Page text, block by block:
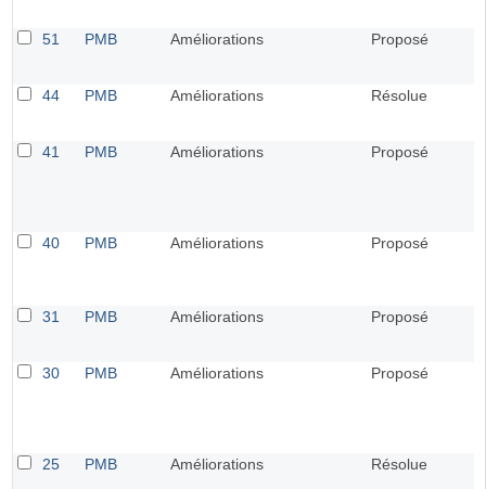
51 PMB Améliorations Proposé
44 PMB Améliorations Résolue
41 PMB Améliorations Proposé
40 PMB Améliorations Proposé
31 PMB Améliorations Proposé
30 PMB Améliorations Proposé
25 PMB Améliorations Résolue